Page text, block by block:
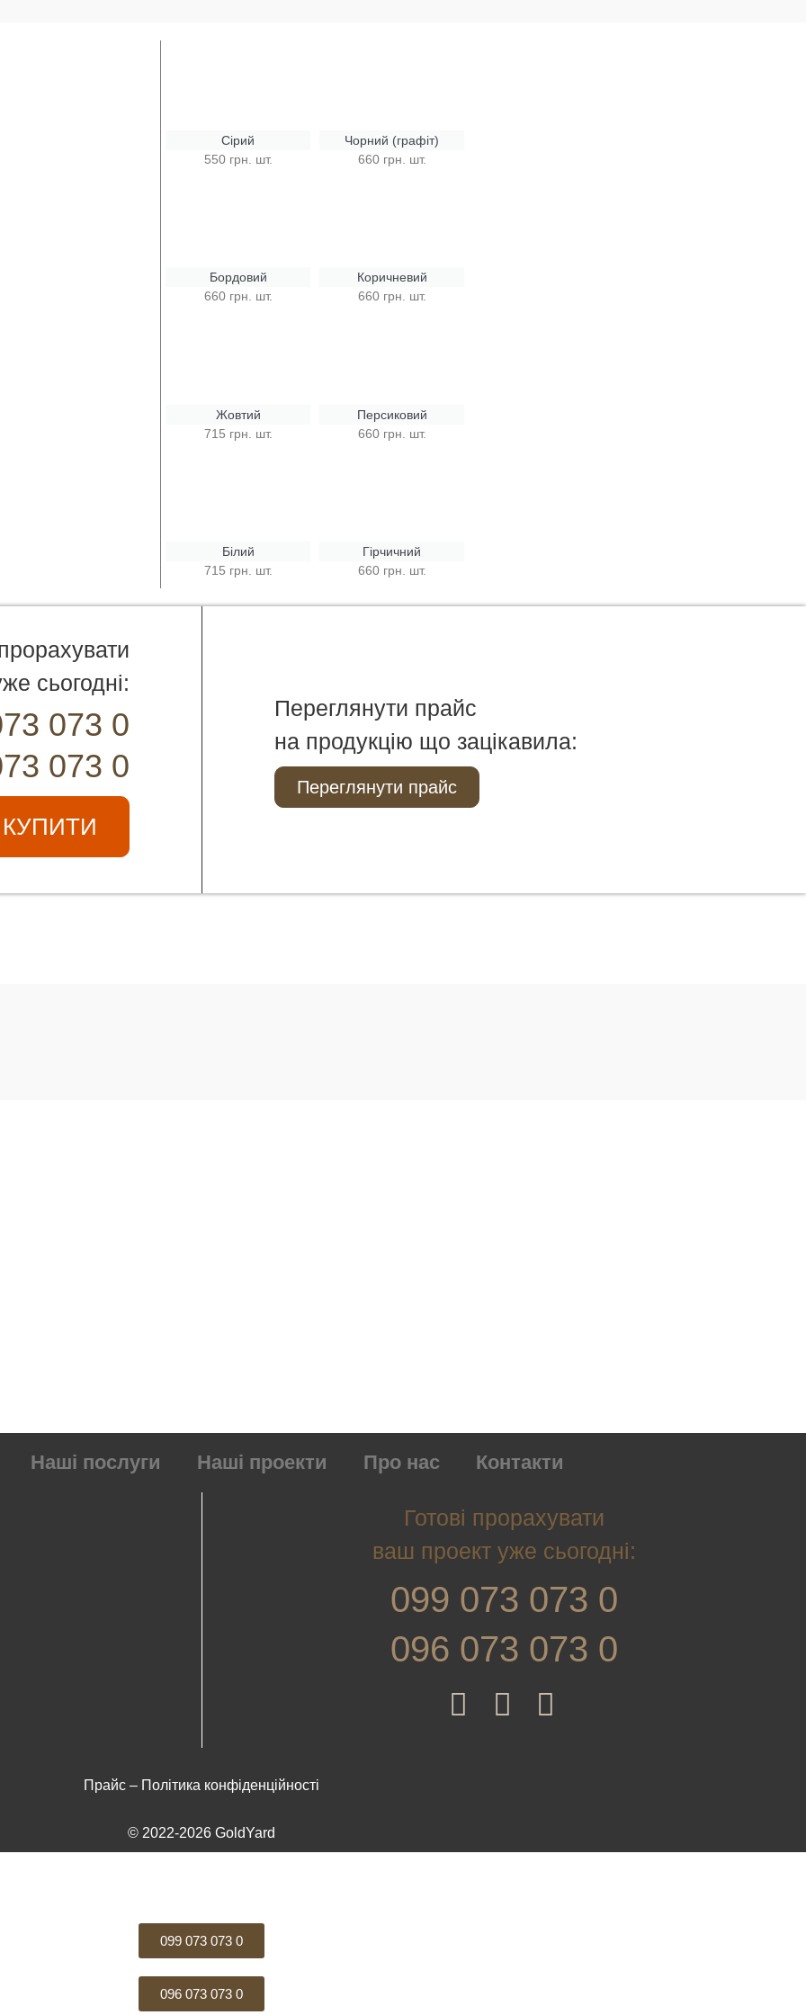
Сірий
550 грн. шт.
Бордовий
660 грн. шт.
Жовтий
715 грн. шт.
Білий
715 грн. шт.
Чорний (графіт)
660 грн. шт.
Коричневий
660 грн. шт.
Персиковий
660 грн. шт.
Гірчичний
660 грн. шт.
сьогодні:
073 0
073 0
КУПИТИ
Переглянути прайс
на продукцію що зацікавила:
Переглянути прайс
Наші послуги Наші проекти Про нас Контакти
Готові прорахувати
ваш проект уже сьогодні:
099 073 073 0
096 073 073 0
Прайс – Політика конфіденційності
© 2022-2026 GoldYard
099 073 073 0
096 073 073 0